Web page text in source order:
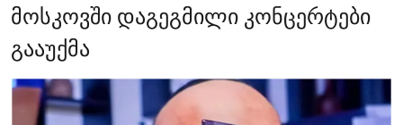
მოსკოვში დაგეგმილი კონცერტები
გააუქმა